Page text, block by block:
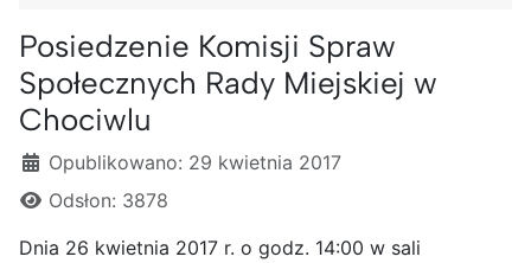
Posiedzenie Komisji Spraw
Społecznych Rady Miejskiej w
Chociwlu
Szczegóły
Opublikowano: 29 kwietnia 2017
Odsłon: 3878
Dnia 26 kwietnia 2017 r. o godz. 14:00 w sali